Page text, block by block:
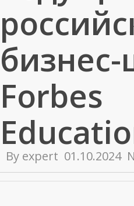
Forbes
By expert 01.10.2024